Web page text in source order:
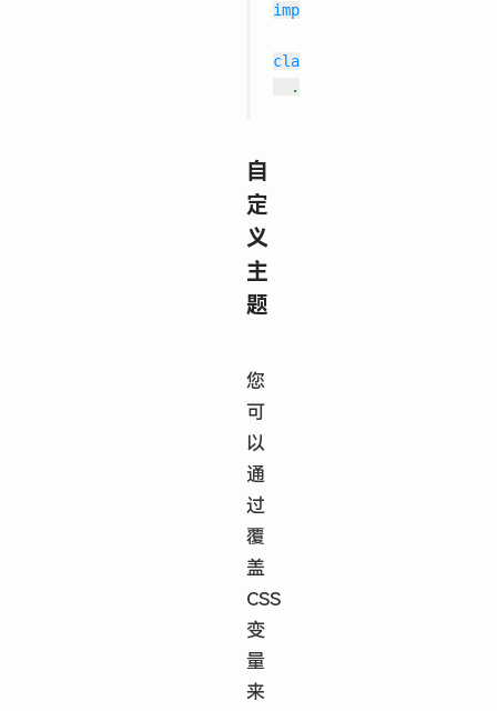
import
class
...
自
定
义
主
题
您
可
以
通
过
覆
盖
CSS
变
量
来